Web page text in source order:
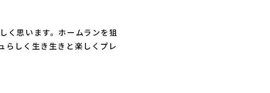
く思います。ホームランを狙
らしく生き生きと楽しくプレ